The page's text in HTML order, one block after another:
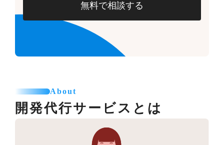
無料で相談する
About
開発代行サービスとは